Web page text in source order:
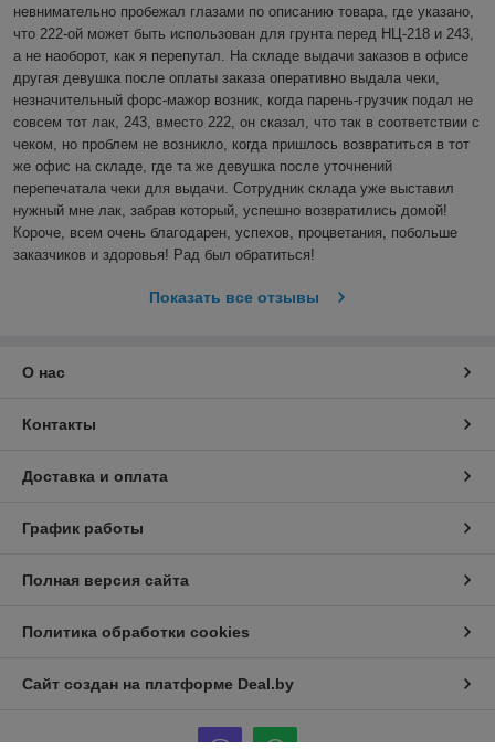
невнимательно пробежал глазами по описанию товара, где указано,
что 222-ой может быть использован для грунта перед НЦ-218 и 243,
а не наоборот, как я перепутал. На складе выдачи заказов в офисе
другая девушка после оплаты заказа оперативно выдала чеки,
незначительный форс-мажор возник, когда парень-грузчик подал не
совсем тот лак, 243, вместо 222, он сказал, что так в соответствии с
чеком, но проблем не возникло, когда пришлось возвратиться в тот
же офис на складе, где та же девушка после уточнений
перепечатала чеки для выдачи. Сотрудник склада уже выставил
нужный мне лак, забрав который, успешно возвратились домой!
Короче, всем очень благодарен, успехов, процветания, побольше
заказчиков и здоровья! Рад был обратиться!
Показать все отзывы
О нас
Контакты
Доставка и оплата
График работы
Полная версия сайта
Политика обработки cookies
Сайт создан на платформе Deal.by